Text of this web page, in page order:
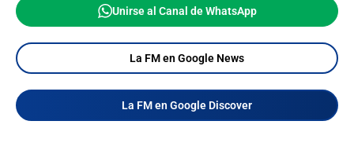
Unirse al Canal de WhatsApp
La FM en Google News
La FM en Google Discover